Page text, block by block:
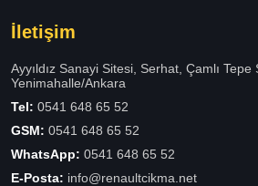
İletişim
Ayyıldız Sanayi Sitesi, Serhat, Çamlı
Yenimahalle/Ankara
Tel: 0541 648 65 52
GSM: 0541 648 65 52
WhatsApp: 0541 648 65 52
E-Posta: info@renaultcikma.net